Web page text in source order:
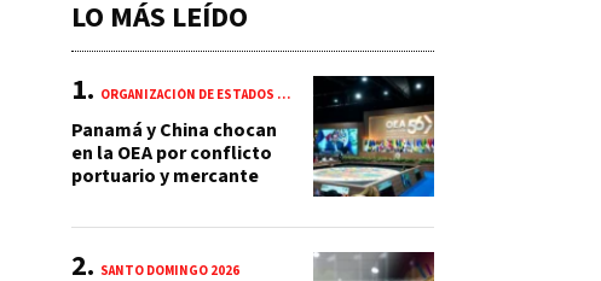
LO MÁS LEÍDO
ORGANIZACIÓN DE ESTADOS AMERICANOS (OEA)
Panamá y China chocan
en la OEA por conflicto
portuario y mercante
SANTO DOMINGO 2026